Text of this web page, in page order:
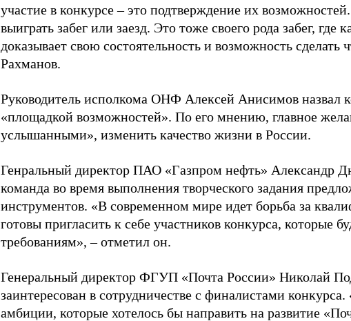
участие в конкурсе – это подтверждение их
выиграть забег или заезд. Это тоже своего рода забег, где
доказывает свою состоятельность и возможность сделать
Рахманов.
Руководитель исполкома ОНФ Алексей Анисимов назвал
«площадкой возможностей». По его мнению, главное
услышанными», изменить качество жизни в России.
Генральный директор ПАО «Газпром нефть» Александр
команда во время выполнения творческого задания
инструментов. «В современном мире идет борьба за
готовы пригласить к себе участников конкурса, которые
требованиям», – отметил он.
Генеральный директор ФГУП «Почта России» Николай
заинтересован в сотрудничестве с финалистами
амбиции, которые хотелось бы направить на развитие